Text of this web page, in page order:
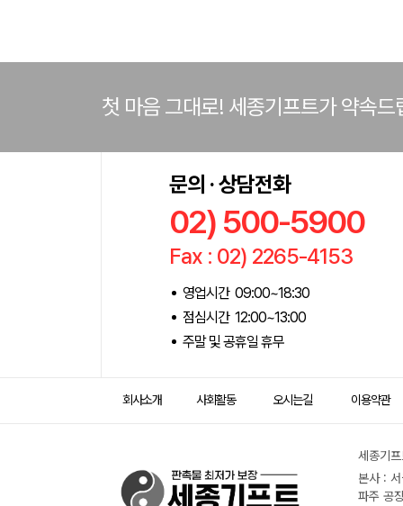
첫 마음 그대로! 세종기프트가 약속드
문의 · 상담전화
02) 500-5900
Fax : 02) 2265-4153
영업시간 09:00~18:30
점심시간 12:00~13:00
주말 및 공휴일 휴무
회사소개 사회활동 오시는길 이용약관
세종기
본사 :
파주 공